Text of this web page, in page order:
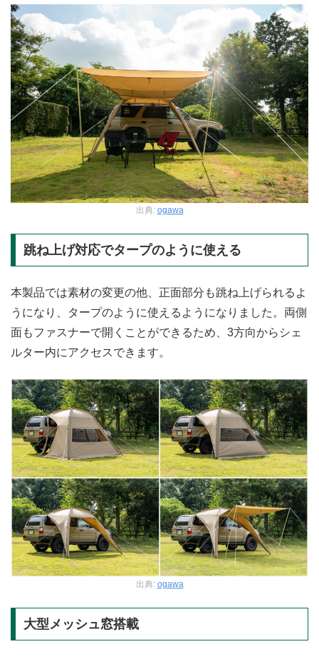
出典: ogawa
跳ね上げ対応でタープのように使える
本製品では素材の変更の他、正面部分も跳ね上げられるよ
うになり、タープのように使えるようになりました。両側
面もファスナーで開くことができるため、3方向からシェ
ルター内にアクセスできます。
出典: ogawa
大型メッシュ窓搭載